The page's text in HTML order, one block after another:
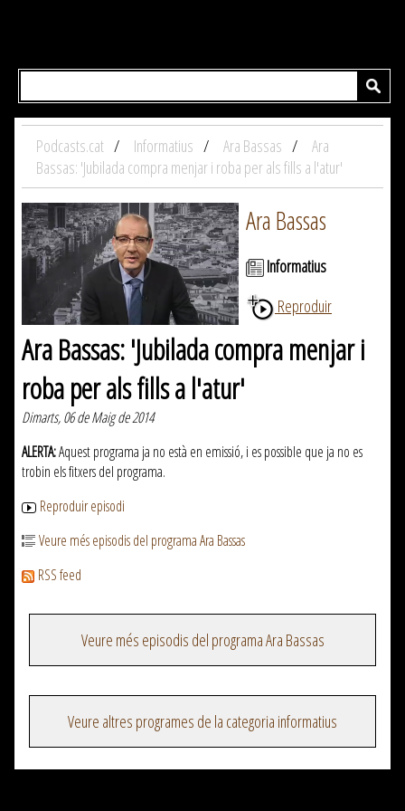
Podcasts.cat Informatius Ara Bassas
Ara
Bassas: 'Jubilada compra menjar i roba per als fills a l'atur'
Ara Bassas
Informatius
Reproduir
Ara Bassas: 'Jubilada compra menjar i
roba per als fills a l'atur'
Dimarts, 06 de Maig de 2014
ALERTA:Aquest programa ja no està en emissió, i es possible que ja no es
trobin els fitxers del programa.
Reproduir episodi
Veure més episodis del programa Ara Bassas
RSS feed
Veure més episodis del programa Ara Bassas
Veure altres programes de la categoria informatius